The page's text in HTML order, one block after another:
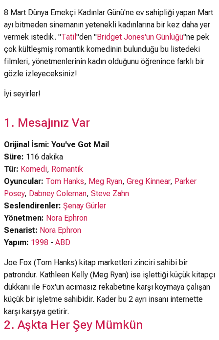
8 Mart Dünya Emekçi Kadınlar Günü'ne ev sahipliği yapan Mart
ayı bitmeden sinemanın yetenekli kadınlarına bir kez daha yer
vermek istedik. "Tatil "den "Bridget Jones'un Günlüğü"ne pek
çok kültleşmiş romantik komedinin bulunduğu bu listedeki
filmleri, yönetmenlerinin kadın olduğunu öğrenince farklı bir
gözle izleyeceksiniz!
İyi seyirler!
1. Mesajınız Var
Orijinal İsmi: You've Got Mail
Süre: 116 dakika
Tür: Komedi, Romantik
Oyuncular: Tom Hanks, Meg Ryan, Greg Kinnear, Parker
Posey, Dabney Coleman, Steve Zahn
Seslendirenler: Şenay Gürler
Yönetmen: Nora Ephron
Senarist: Nora Ephron
Yapım: 1998 - ABD
Joe Fox (Tom Hanks) kitap marketleri zinciri sahibi bir
patrondur. Kathleen Kelly (Meg Ryan) ise işlettiği küçük kitapçı
dükkanı ile Fox'un acımasız rekabetine karşı koymaya çalışan
küçük bir işletme sahibidir. Kader bu 2 ayrı insanı internette
karşı karşıya getirir.
2. Aşkta Her Şey Mümkün